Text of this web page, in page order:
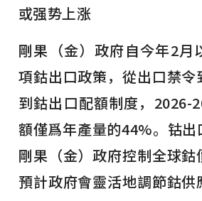
或强势上涨
剛果（金）政府自今年2月
項鈷出口政策，從出口禁
到鈷出口配額制度，2026-
額僅爲年產量的44%。钴出
剛果（金）政府控制全球
預計政府會靈活地調節鈷供